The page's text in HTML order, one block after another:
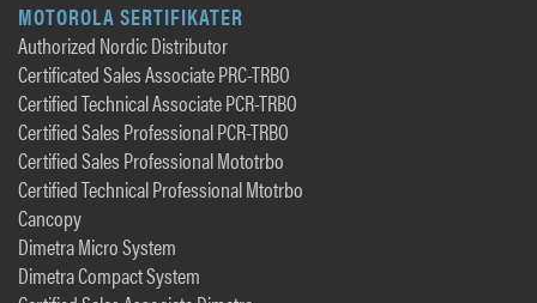
MOTOROLA SERTIFIKATER
Authorized Nordic Distributor
Certificated Sales Associate PRC-TRBO
Certified Technical Associate PCR-TRBO
Certified Sales Professional PCR-TRBO
Certified Sales Professional Mototrbo
Certified Technical Professional Mtotrbo
Cancopy
Dimetra Micro System
Dimetra Compact System